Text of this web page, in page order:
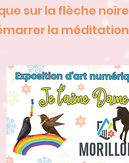
sur la flèche noire
la méditation